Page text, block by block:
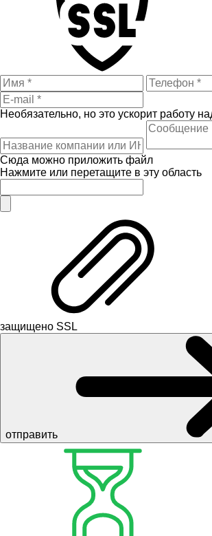
Необязательно, но это ускорит работу
Сюда можно приложить файл
Нажмите или перетащите в эту область
защищено SSL
отправить